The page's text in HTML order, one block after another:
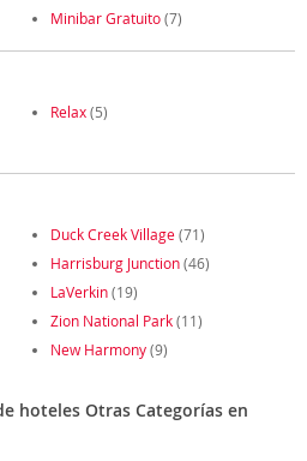
Minibar Gratuito(7)
Relax(5)
Duck Creek Village(71)
Harrisburg Junction(46)
LaVerkin(19)
Zion National Park(11)
New Harmony(9)
hoteles Otras Categorías en